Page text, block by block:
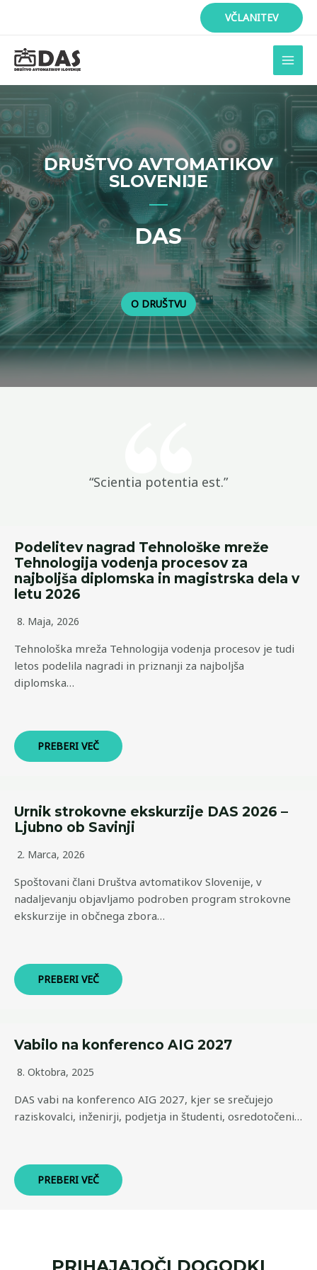
VČLANITEV
DRUŠTVO AVTOMATIKOV
SLOVENIJE
DAS
O DRUŠTVU
“Scientia potentia est.”
Podelitev nagrad Tehnološke mreže
Tehnologija vodenja procesov za
najboljša diplomska in magistrska dela v
letu 2026
8. Maja, 2026
Tehnološka mreža Tehnologija vodenja procesov je tudi
letos podelila nagradi in priznanji za najboljša
diplomska…
PREBERI VEČ
Urnik strokovne ekskurzije DAS 2026 –
Ljubno ob Savinji
2. Marca, 2026
Spoštovani člani Društva avtomatikov Slovenije, v
nadaljevanju objavljamo podroben program strokovne
ekskurzije in občnega zbora…
PREBERI VEČ
Vabilo na konferenco AIG 2027
8. Oktobra, 2025
DAS vabi na konferenco AIG 2027, kjer se srečujejo
raziskovalci, inženirji, podjetja in študenti, osredotočeni…
PREBERI VEČ